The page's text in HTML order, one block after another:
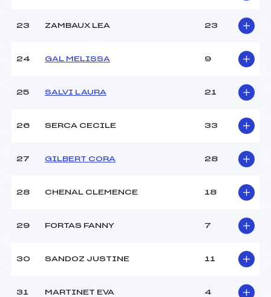
23 ZAMBAUX LEA 23
24 GAL MELISSA 9
25 SALVI LAURA 21
26 SERCA CECILE 33
27 GILBERT CORA 28
28 CHENAL CLEMENCE 18
29 FORTAS FANNY 7
30 SANDOZ JUSTINE 11
31 MARTINET EVA 4